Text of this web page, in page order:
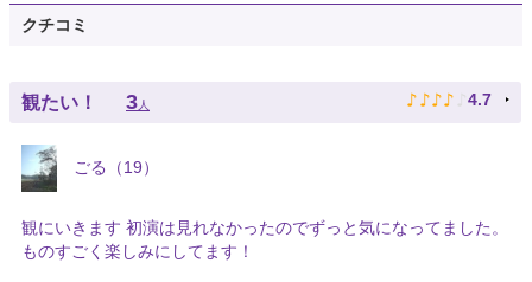
クチコミ
観たい！ 3人 ♪ ♪ ♪ ♪ ♪ 4.7
ごる（19）
観にいきます 初演は見れなかったのでずっと気になってました。
ものすごく楽しみにしてます！